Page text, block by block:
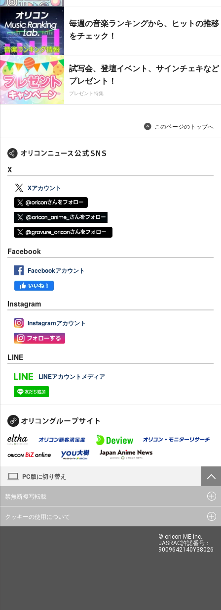
毎週の音楽ランキングから、ヒットの推移
をチェック！
試写会、登壇イベント、サインチェキなど
プレゼント！
プレゼント特集
このページのトップへ
X
Xアカウント
Facebook
Facebookアカウント
Instagram
Instagramアカウント
LINE
LINEアカウントメディア
PC版に切り替え
禁無断複写転載
クッキーの使用について
© oricon ME inc.
JASRAC許諾番号：
9009642140Y38026